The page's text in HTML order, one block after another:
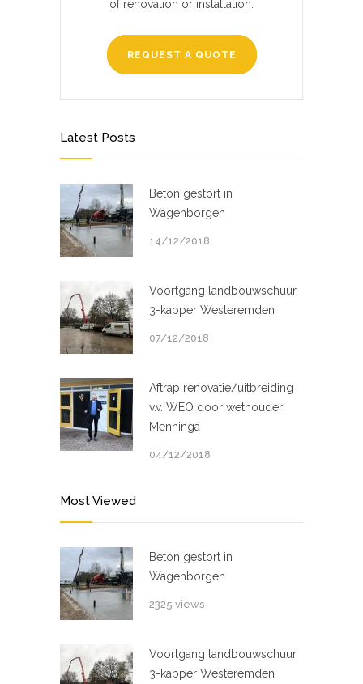
of renovation or installation.
REQUEST A QUOTE
Latest Posts
Beton gestort in
Wagenborgen
14/12/2018
Voortgang landbouwschuur
3-kapper Westeremden
07/12/2018
Aftrap renovatie/uitbreiding
v.v. WEO door wethouder
Menninga
04/12/2018
Most Viewed
Beton gestort in
Wagenborgen
2325 views
Voortgang landbouwschuur
3-kapper Westeremden